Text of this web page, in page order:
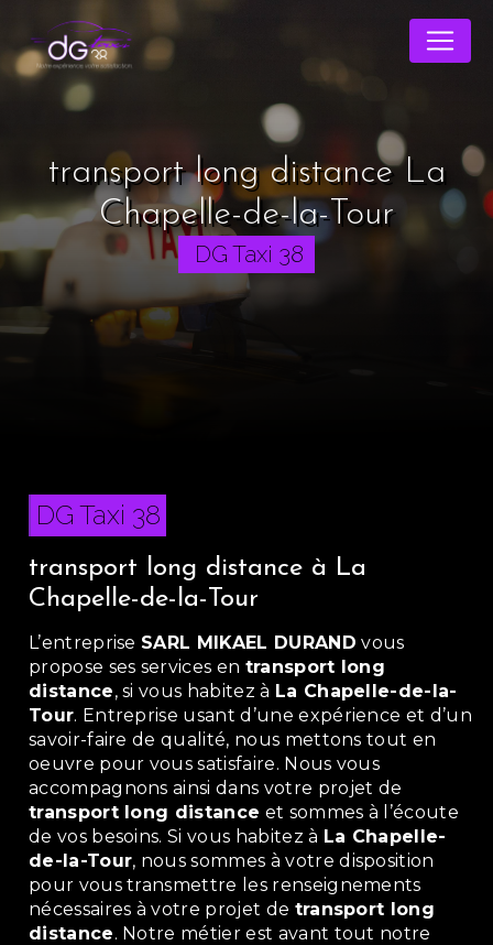
transport long distance La
Chapelle-de-la-Tour
DG Taxi 38
DG Taxi 38
transport long distance à La
Chapelle-de-la-Tour
L’entreprise SARL MIKAEL DURAND vous
propose ses services en transport long
distance, si vous habitez à La Chapelle-de-la-
Tour. Entreprise usant d’une expérience et d’un
savoir-faire de qualité, nous mettons tout en
oeuvre pour vous satisfaire. Nous vous
accompagnons ainsi dans votre projet de
transport long distance et sommes à l’écoute
de vos besoins. Si vous habitez à La Chapelle-
de-la-Tour, nous sommes à votre disposition
pour vous transmettre les renseignements
nécessaires à votre projet de transport long
distance. Notre métier est avant tout notre
Panneau de gestion des cookies